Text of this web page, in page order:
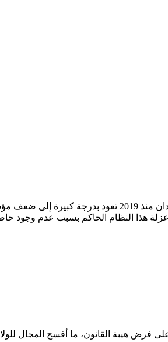
إن أسباب صعود القبلية وطغيانها على الأجواء السياسية
عزلة هذا النظام الحاكم بسبب عدم
هيبة القانون، ما أفسح المجال